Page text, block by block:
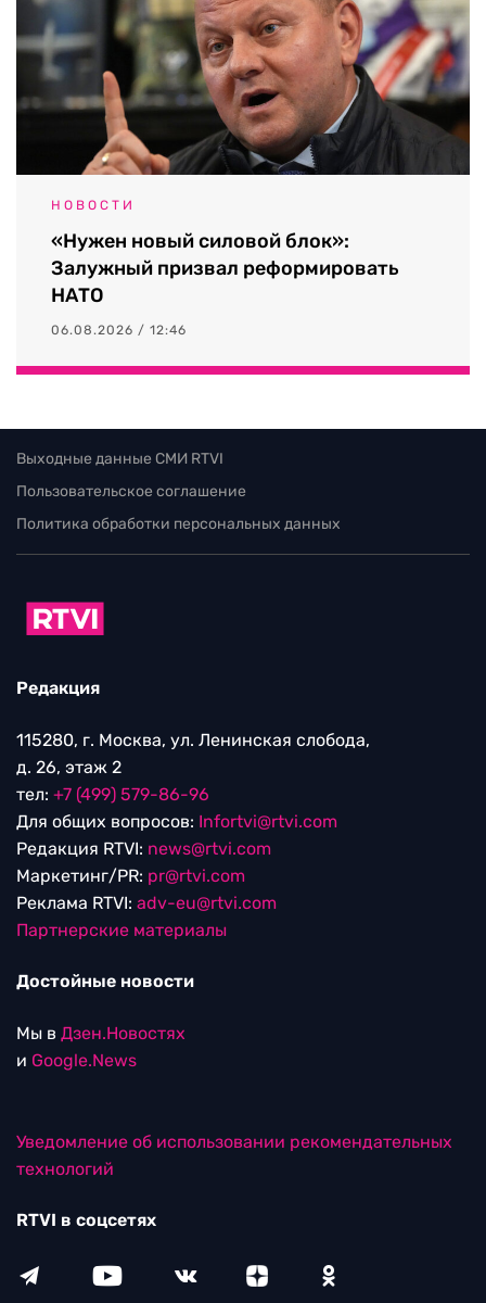
НОВОСТИ
«Нужен новый силовой блок»:
Залужный призвал реформировать
НАТО
06.08.2026 / 12:46
Выходные данные СМИ RTVI
Пользовательское соглашение
Политика обработки персональных данных
Редакция
115280, г. Москва, ул. Ленинская слобода,
д. 26, этаж 2
тел: +7 (499) 579-86-96
Для общих вопросов: Infortvi@rtvi.com
Редакция RTVI: news@rtvi.com
Маркетинг/PR: pr@rtvi.com
Реклама RTVI: adv-eu@rtvi.com
Партнерские материалы
Достойные новости
Мы в Дзен.Новостях
и Google.News
Уведомление об использовании рекомендательных
технологий
RTVI в соцсетях